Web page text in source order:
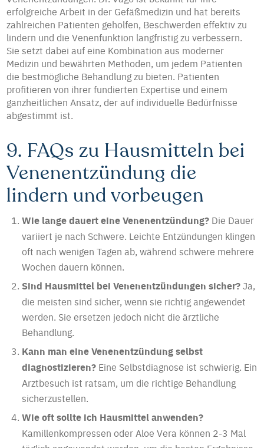
erfolgreiche Arbeit in der Gefäßmedizin und hat bereits
zahlreichen Patienten geholfen, Beschwerden effektiv zu
lindern und die Venenfunktion langfristig zu verbessern.
Sie setzt dabei auf eine Kombination aus moderner
Medizin und bewährten Methoden, um jedem Patienten
die bestmögliche Behandlung zu bieten. Patienten
profitieren von ihrer fundierten Expertise und einem
ganzheitlichen Ansatz, der auf individuelle Bedürfnisse
abgestimmt ist.
9. FAQs zu Hausmitteln bei
Venenentzündung die
lindern und vorbeugen
Wie lange dauert eine Venenentzündung? Die Dauer
variiert je nach Schwere. Leichte Entzündungen klingen
oft nach wenigen Tagen ab, während schwere mehrere
Wochen dauern können.
Sind Hausmittel bei Venenentzündungen sicher?Ja,
die meisten sind sicher, wenn sie richtig angewendet
werden. Sie ersetzen jedoch nicht die ärztliche
Behandlung.
Kann man eine Venenentzündung selbst
diagnostizieren? Eine Selbstdiagnose ist schwierig. Ein
Arztbesuch ist ratsam, um die richtige Behandlung
sicherzustellen.
Wie oft sollte ich Hausmittel anwenden?
Kamillenkompressen oder Aloe Vera können 2-3 Mal